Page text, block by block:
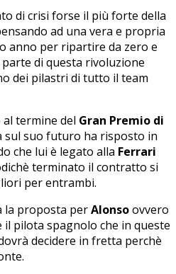
di crisi forse il più forte della
ad una vera e propria
anno per ripartire da zero e
di questa rivoluzione
dei pilastri di tutto il team
al termine del Gran Premio di
sul suo futuro ha risposto in
che lui è legato alla Ferrari
terminato il contratto si
per entrambi.
la proposta perAlonsoovvero
il pilota spagnolo che in queste
decidere in fretta perchè